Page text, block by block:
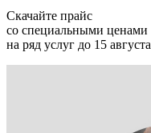
Скачайте прайс
со специальными ценами
на ряд услуг до 15 августа